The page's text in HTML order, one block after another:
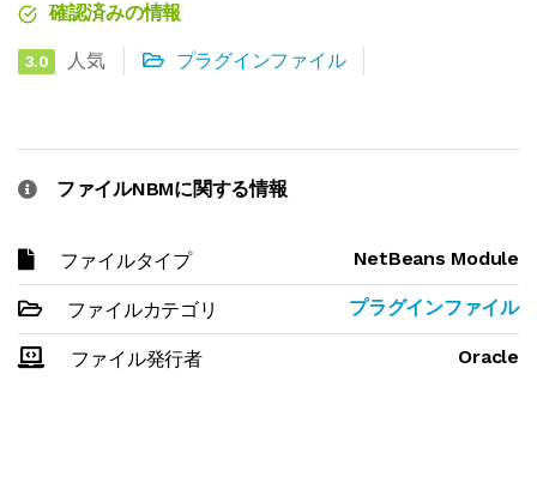
確認済みの情報
3.0 人気 プラグインファイル
ファイルNBMに関する情報
ファイルタイプ NetBeans Module
ファイルカテゴリ プラグインファイル
ファイル発行者 Oracle